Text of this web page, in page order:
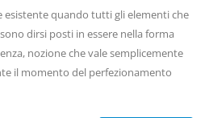
esistente quando tutti gli elementi che
dirsi posti in essere nella forma
nozione che vale semplicemente
il momento del perfezionamento